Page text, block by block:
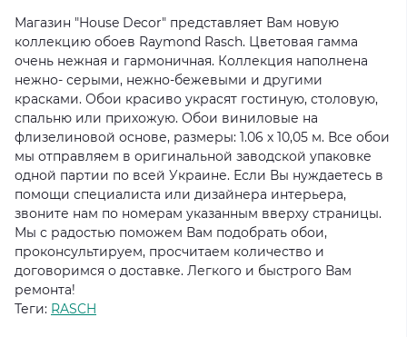
Магазин "House Decor" представляет Вам новую
коллекцию обоев Raymond Rasch. Цветовая гамма
очень нежная и гармоничная. Коллекция наполнена
нежно- серыми, нежно-бежевыми и другими
красками. Обои красиво украсят гостиную, столовую,
спальню или прихожую. Обои виниловые на
флизелиновой основе, размеры: 1.06 х 10,05 м. Все обои
мы отправляем в оригинальной заводской упаковке
одной партии по всей Украине. Если Вы нуждаетесь в
помощи специалиста или дизайнера интерьера,
звоните нам по номерам указанным вверху страницы.
Мы с радостью поможем Вам подобрать обои,
проконсультируем, просчитаем количество и
договоримся о доставке. Легкого и быстрого Вам
ремонта!
Теги: RASCH